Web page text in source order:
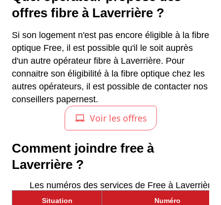
offres fibre à Laverrière ?
Si son logement n'est pas encore éligible à la fibre
optique Free, il est possible qu'il le soit auprès
d'un autre opérateur fibre à Laverrière. Pour
connaitre son éligibilité à la fibre optique chez les
autres opérateurs, il est possible de contacter nos
conseillers papernest.
Comment joindre free à
Laverrière ?
Les numéros des services de Free à Laverrière
Situation Numéro